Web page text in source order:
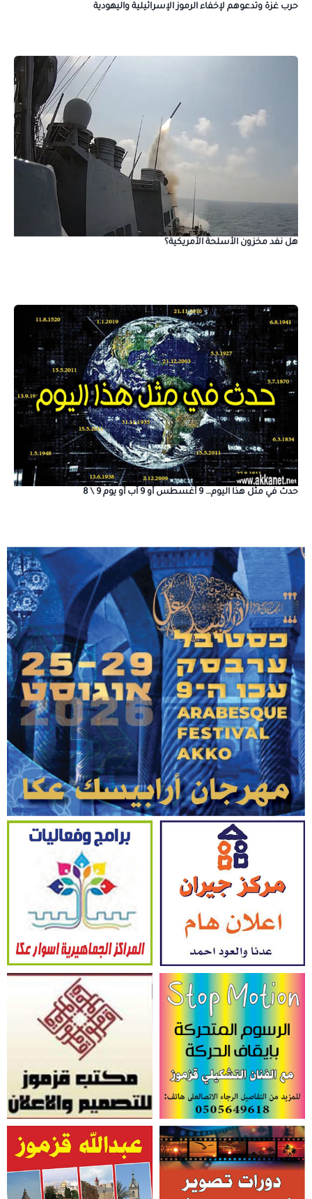
حرب غزة وتدعوهم لإخفاء الرموز الإسرائيلية واليهودية
هل نفد مخزون الأسلحة الأمريكية؟
حدث في مثل هذا اليوم… 9 أغسطس أو 9 آب أو يوم 9 \ 8